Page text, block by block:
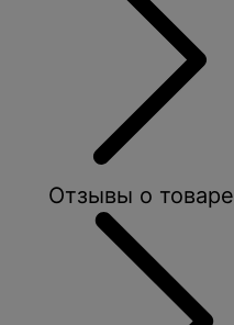
Отзывы о товаре